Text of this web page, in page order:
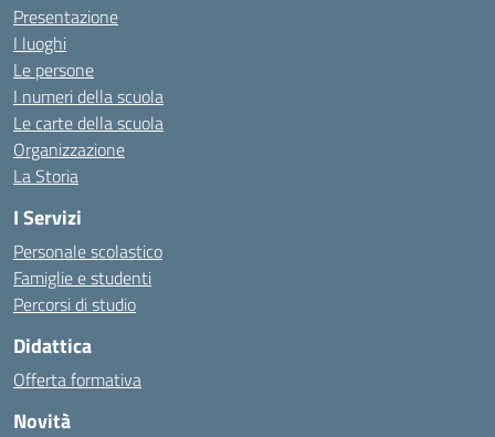
Presentazione
I luoghi
Le persone
I numeri della scuola
Le carte della scuola
Organizzazione
La Storia
I Servizi
Personale scolastico
Famiglie e studenti
Percorsi di studio
Didattica
Offerta formativa
Novità